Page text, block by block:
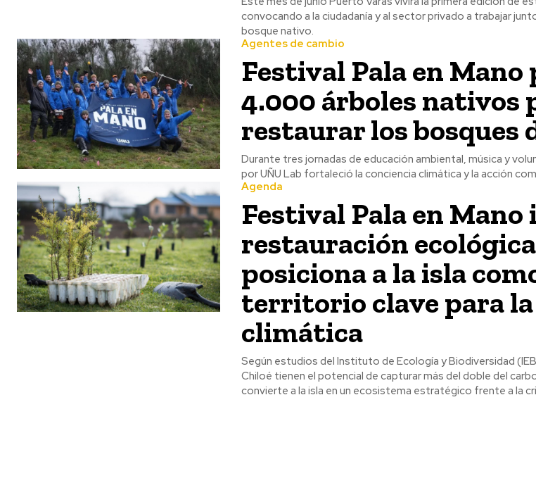
convocando a la ciudadanía y al sector privado a trabajar
bosque nativo.
Agentes de cambio
Festival Pala en
4.000 árboles nativos
restaurar los bosques
Durante tres jornadas de educación ambiental, música y
por UÑU Lab fortaleció la conciencia climática y la acción
Agenda
Festival Pala en
restauración
posiciona a la isla
territorio clave para
climática
Según estudios del Instituto de Ecología y Biodiversidad
Chiloé tienen el potencial de capturar más del doble del
convierte a la isla en un ecosistema estratégico frente a la